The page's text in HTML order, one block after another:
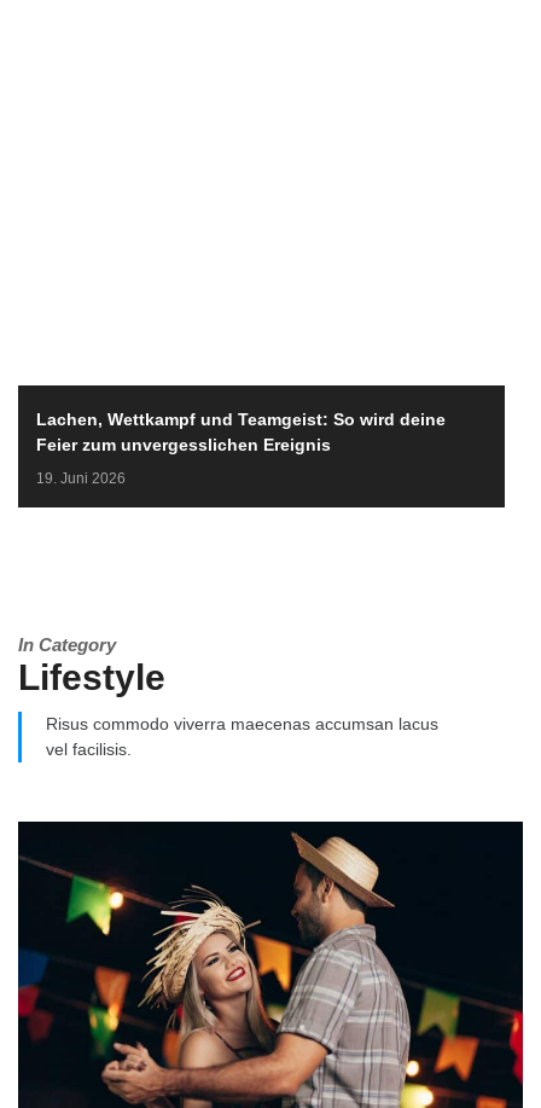
Lachen, Wettkampf und Teamgeist: So wird deine
Feier zum unvergesslichen Ereignis
19. Juni 2026
In Category
Lifestyle
Risus commodo viverra maecenas accumsan lacus
vel facilisis.